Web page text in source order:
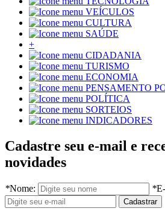
VEÍCULOS
CULTURA
SAÚDE
+
CIDADANIA
TURISMO
ECONOMIA
PENSAMENTO
POLÍTICA
SORTEIOS
INDICADORES
Cadastre seu e-mail e
novidades
*Nome: *